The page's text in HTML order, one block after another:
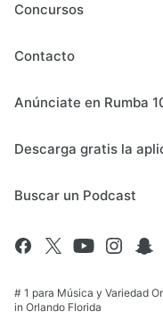
Concursos
Contacto
Anúnciate en Rumba
Descarga gratis la
Buscar un Podcast
# 1 para Música y Variedad
in Orlando Florida